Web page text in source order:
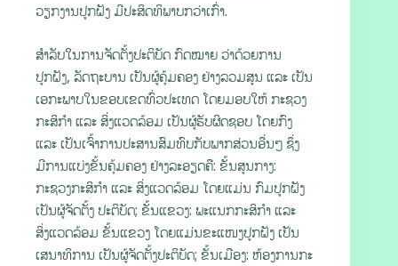
ວຽກງານປູກຝັງ ມີປະສິດທິພາບກວ່າເກົ່າ.
ສຳລັບໃນການຈັດຕັ້ງປະຕິບັດ ກົດໝາຍ ວ່າດ້ວຍການ
ປູກຝັງ, ລັດຖະບານ ເປັນຜູ້ຄຸ້ມຄອງ ຢ່າງລວມສູນ ແລະ ເປັນ
ເອກະພາບໃນຂອບເຂດທົ່ວປະເທດ ໂດຍມອບໃຫ້ ກະຊວງ
ກະສິກຳ ແລະ ສິ່ງແວດລ້ອມ ເປັນຜູ້ຮັບຜິດຊອບ ໂດຍກົງ
ແລະ ເປັນເຈົ້າການປະສານສົມທົບກັບພາກສ່ວນອື່ນໆ ຊຶ່ງ
ມີການແບ່ງຂັ້ນຄຸ້ມຄອງ ຢ່າງລະອຽດຄື: ຂັ້ນສູນກາງ:
ກະຊວງກະສິກຳ ແລະ ສິ່ງແວດລ້ອມ ໂດຍແມ່ນ ກົມປູກຝັງ
ເປັນຜູ້ຈັດຕັ້ງ ປະຕິບັດ; ຂັ້ນແຂວງ: ພະແນກກະສິກໍາ ແລະ
ສິ່ງແວດລ້ອມ ຂັ້ນແຂວງ ໂດຍແມ່ນຂະແໜງປູກຝັງ ເປັນ
ເສນາທິການ ເປັນຜູ້ຈັດຕັ້ງປະຕິບັດ; ຂັ້ນເມືອງ: ຫ້ອງການກະ